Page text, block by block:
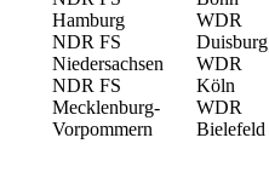
Hamburg
NDR FS
Niedersachsen
NDR FS
Mecklenburg-
Vorpommern
WDR
Duisburg
WDR
Köln
WDR
Bielefeld